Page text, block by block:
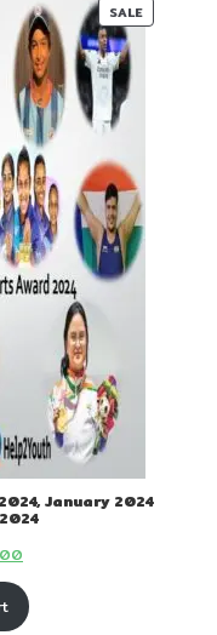
SALE
January 2024
Current
price
is: